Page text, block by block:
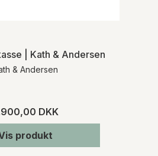
| Kath & Andersen
& Andersen
DKK
produkt